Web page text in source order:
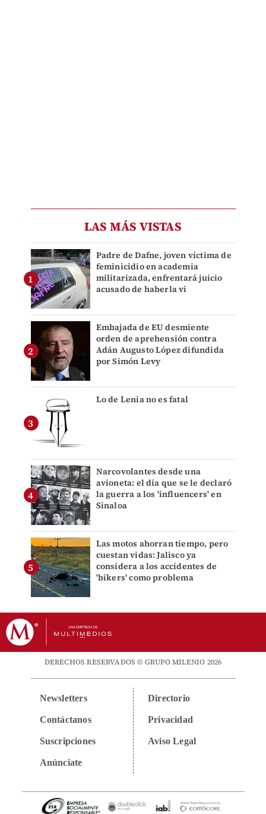
LAS MÁS VISTAS
Padre de Dafne, joven víctima de
feminicidio en academia
militarizada, enfrentará juicio
acusado de haberla vi
Embajada de EU desmiente
orden de aprehensión contra
Adán Augusto López difundida
por Simón Levy
Lo de Lenia no es fatal
Narcovolantes desde una
avioneta: el día que se le declaró
la guerra a los 'influencers' en
Sinaloa
Las motos ahorran tiempo, pero
cuestan vidas: Jalisco ya
considera a los accidentes de
'bikers' como problema
DERECHOS RESERVADOS © GRUPO MILENIO 2026
Newsletters
Contáctanos
Suscripciones
Anúnciate
Directorio
Privacidad
Aviso Legal